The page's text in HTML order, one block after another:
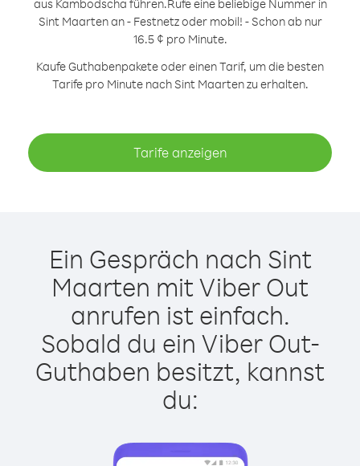
aus Kambodscha führen.Rufe eine beliebige Nummer in
Sint Maarten an - Festnetz oder mobil! - Schon ab nur
16.5 ¢ pro Minute.
Kaufe Guthabenpakete oder einen Tarif, um die besten
Tarife pro Minute nach Sint Maarten zu erhalten.
Tarife anzeigen
Ein Gespräch nach Sint
Maarten mit Viber Out
anrufen ist einfach.
Sobald du ein Viber Out-
Guthaben besitzt, kannst
du: